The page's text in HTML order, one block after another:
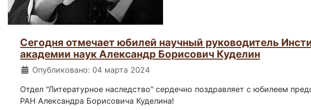
Сегодня отмечает юбилей научный руководитель
академии наук Александр Борисович Куделин
Информация о материале
Опубликовано: 04 марта 2024
Отдел "Литературное наследство" сердечно поздравляет с юбилеем
РАН Александра Борисовича Куделина!